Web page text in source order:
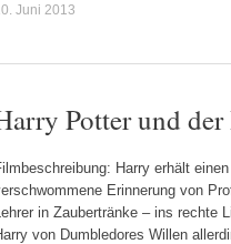
Juni 2013
Potter und
Harry erhält
Erinnerung von
in Zaubertränke – ins rechte
von Dumbledores Willen